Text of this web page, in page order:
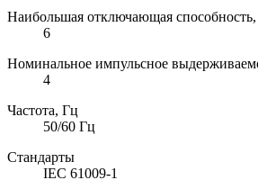
Наибольшая отключающая
6
Номинальное импульсное
4
Частота, Гц
50/60 Гц
Стандарты
IEC 61009-1